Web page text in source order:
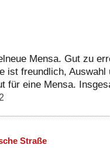
Mensa. Gut zu
ist freundlich, Auswahl
für eine Mensa.
Straße